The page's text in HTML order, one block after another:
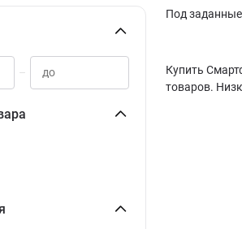
–
Под
Купить
товаров.